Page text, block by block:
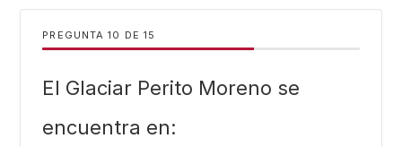
PREGUNTA DE 15
El Glaciar Perito Moreno se
encuentra en: